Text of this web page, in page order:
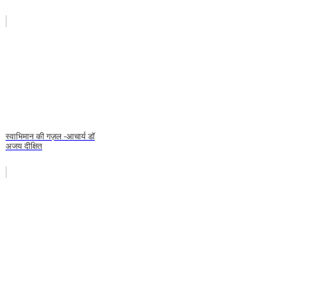
स्वाभिमान की गज़ल -आचार्य डॉ
अजय दीक्षित